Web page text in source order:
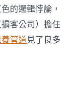
的邏輯悖論，
客公司）擔任
管道見了良多